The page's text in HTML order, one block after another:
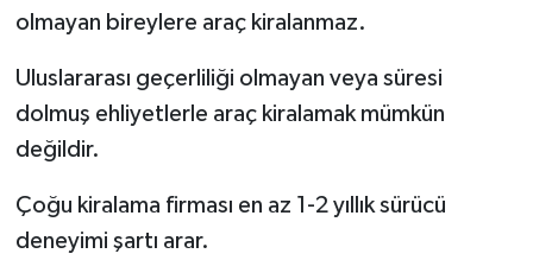
olmayan bireylere araç kiralanmaz.
Uluslararası geçerliliği olmayan veya süresi
dolmuş ehliyetlerle araç kiralamak mümkün
değildir.
Çoğu kiralama firması en az 1-2 yıllık sürücü
deneyimi şartı arar.